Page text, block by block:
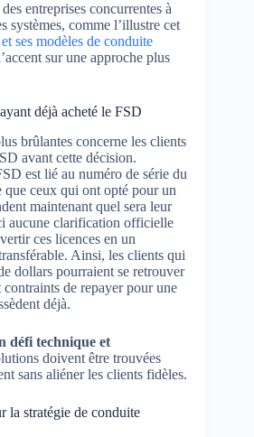
entreprises concurrentes à
systèmes, comme l’illustre cet
ses modèles de conduite
sur une approche plus
déjà acheté le FSD
brûlantes concerne les clients
avant cette décision.
est lié au numéro de série du
ceux qui ont opté pour un
maintenant quel sera leur
aucune clarification officielle
ces licences en un
Ainsi, les clients qui
dollars pourraient se retrouver
contraints de repayer pour une
déjà.
défi technique et
doivent être trouvées
sans aliéner les clients fidèles.
la stratégie de conduite